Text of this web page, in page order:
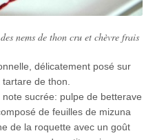
nems de thon cru et chèvre frais
délicatement posé sur
de thon.
sucrée: pulpe de betterave
de feuilles de mizuna
de la roquette avec un goût